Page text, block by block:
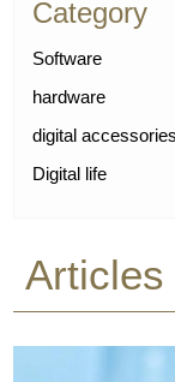
Category
Software
hardware
digital accessories
Digital life
Articles